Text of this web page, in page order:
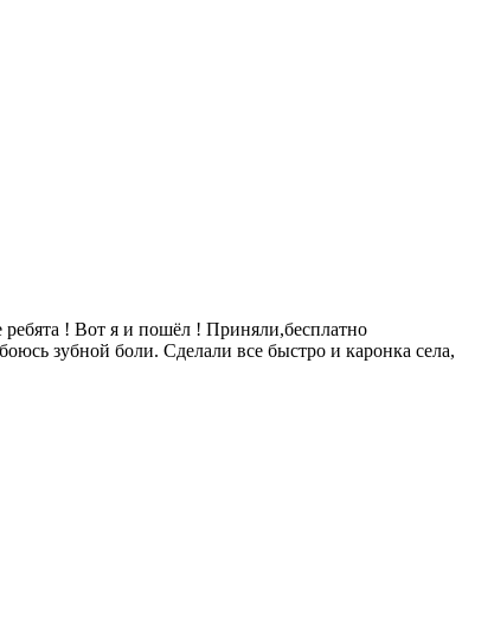
ребята ! Вот я и пошёл ! Приняли,бесплатно
зубной боли. Сделали все быстро и каронка села,